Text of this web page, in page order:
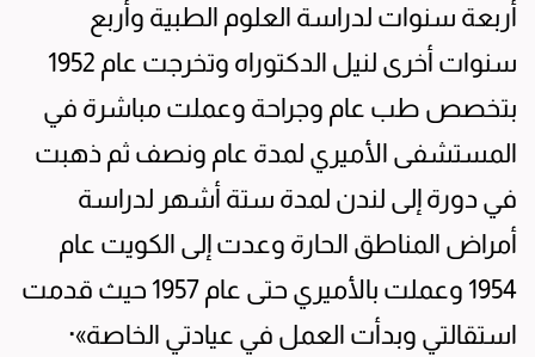
أربعة سنوات لدراسة العلوم الطبية وأربع
سنوات أخرى لنيل الدكتوراه وتخرجت عام 1952
بتخصص طب عام وجراحة وعملت مباشرة في
المستشفى الأميري لمدة عام ونصف ثم ذهبت
في دورة إلى لندن لمدة ستة أشهر لدراسة
أمراض المناطق الحارة وعدت إلى الكويت عام
1954 وعملت بالأميري حتى عام 1957 حيث قدمت
استقالتي وبدأت العمل في عيادتي الخاصة»·